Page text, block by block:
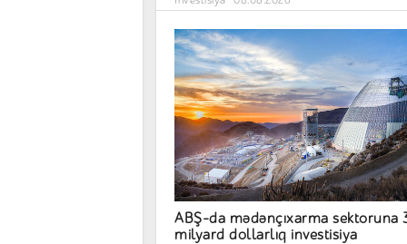
ABŞ-da mədənçıxarma sektoruna
milyard dollarlıq investisiya